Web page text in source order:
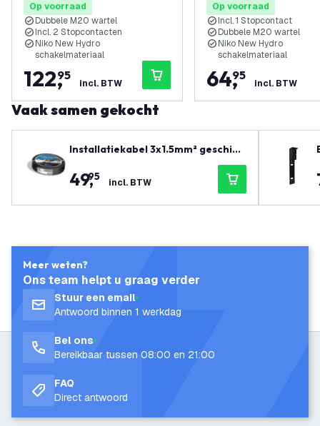
Wartels - IP55 - 65cm
Op voorraad
Dubbele M20 wartel
Incl. 2 Stopcontacten
Niko New Hydro
schakelmateriaal
122,
95
incl. BTW
IP55 - 65cm
Op voorraad
Incl. 1 Stopcontact
Dubbele M20 wartel
Niko New Hydro
schakelmateriaal
64,
95
incl. BTW
Vaak samen gekocht
Installatiekabel 3x1.5mm² geschikt
voor binnen en buitengebruik of al
s grondkabel - 25 meter
49,
95 incl. BTW
Meer weten?
Ons team helpt u graag verder
Stuur een email
Antwoord binnen 1 werkdag
Bel ons
Bereikbaar tussen 08:00 en 21:00
FAQ
Direct antwoord